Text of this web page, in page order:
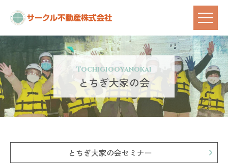
Tochigiooyanokai
とちぎ大家の会
とちぎ大家の会セミナー